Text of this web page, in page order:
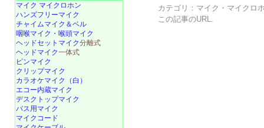
カテゴリ： マイク・マイクロ
この記事のURL.
マイク マイクロホン
ハンズフリーマイク
チャイムマイク＆ベル
咽喉マイク・喉頭マイク
ヘッドセットマイク分離式
ヘッドマイク一体式
ピンマイク
クリップマイク
カラオケマイク（白）
エコー内蔵マイク
デスクトップマイク
バス用マイク
マイクコード